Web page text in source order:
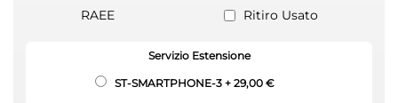
RAEE Ritiro Usato
Servizio Estensione
ST-SMARTPHONE-3 + 29,00 €